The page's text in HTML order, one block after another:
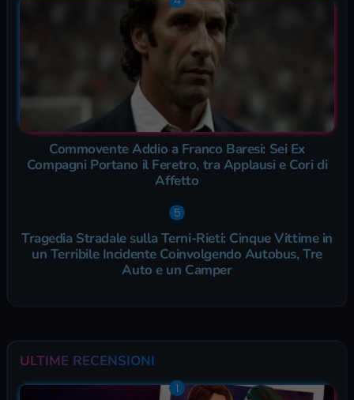
Commovente Addio a Franco Baresi: Sei Ex
Compagni Portano il Feretro, tra Applausi e Cori di
Affetto
Tragedia Stradale sulla Terni-Rieti: Cinque Vittime in
un Terribile Incidente Coinvolgendo Autobus, Tre
Auto e un Camper
ULTIME RECENSIONI